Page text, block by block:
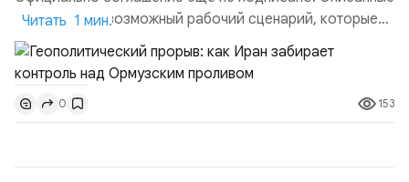
пункты — это возможный рабочий сценарий, которые
скорее всего будут реализованы.Разбираем ключевые
тезисы и последствия этого соглашения:. 1. Новые
доли контроля (75 на 25). Было: Ранее Иран и Оман
контролировали пролив на паритетных началах —
50/50. Стало: Новое соглашение закрепляет за
Читать 1 мин.
0 153